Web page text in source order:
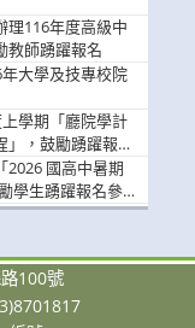
理116年度高級中
教師踴躍報名
大學及技專校院
學期「廳院學計
，鼓勵踴躍報名
2026 國高中暑期
學生踴躍報名參
100號